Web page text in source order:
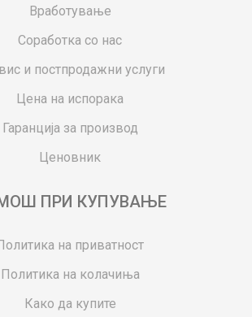
Вработување
Соработка со нас
и постпродажни услуги
Цена на испорака
Гаранција за производ
Ценовник
ПРИ КУПУВАЊЕ
на приватност
Политика на колачиња
Како да купите